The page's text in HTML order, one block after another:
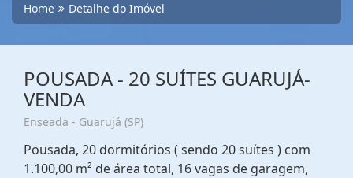
Home Detalhe do Imóvel
POUSADA - 20 SUÍTES GUARUJÁ-
VENDA
Enseada - Guarujá (SP)
Pousada, 20 dormitórios ( sendo 20 suítes ) com
1.100,00 m² de área total, 16 vagas de garagem,